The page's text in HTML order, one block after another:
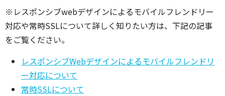
※レスポンシブwebデザインによるモバイルフレンドリー
対応や常時SSLについて詳しく知りたい方は、下記の記事
をご覧ください。
レスポンシブWebデザインによるモバイルフレンドリ
ー対応について
常時SSLについて